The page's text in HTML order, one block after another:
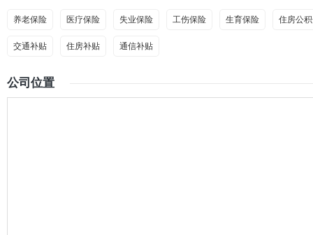
养老保险 医疗保险 失业保险 工伤保险 生育保险 住房公
交通补贴 住房补贴 通信补贴
公司位置